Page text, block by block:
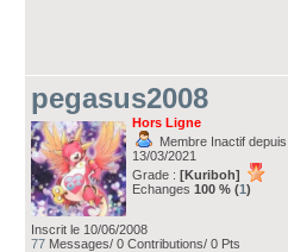
pegasus2008
Hors Ligne
Membre Inactif
13/03/2021
Grade : [Kuriboh]
Echanges 100 % (1)
Inscrit le 10/06/2008
77 Messages/ 0 Contributions/ 0 Pts